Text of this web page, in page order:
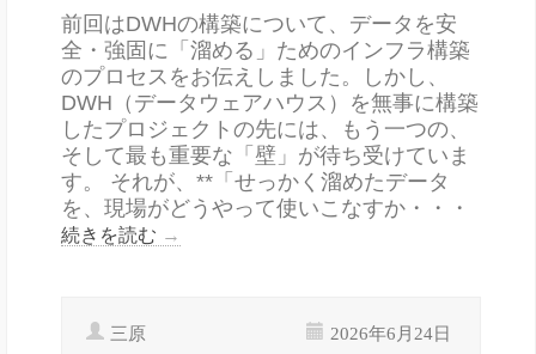
前回はDWHの構築について、データを安
全・強固に「溜める」ためのインフラ構築
のプロセスをお伝えしました。しかし、
DWH（データウェアハウス）を無事に構築
したプロジェクトの先には、もう一つの、
そして最も重要な「壁」が待ち受けていま
す。 それが、**「せっかく溜めたデータ
を、現場がどうやって使いこなすか・・・
続きを読む →
三原 2026年6月24日